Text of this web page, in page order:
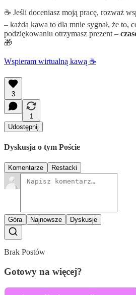
☕ Jeśli doceniasz moją pracę, rozważ
– każda kawa to dla mnie sygnał, że to,
podziękowaniu otrzymasz prezent –
🎁
Wspieram wirtualną kawą ☕️
3
1
Udostępnij
Dyskusja o tym Poście
Komentarze Restacki
Góra Najnowsze Dyskusje
Brak Postów
Gotowy na więcej?